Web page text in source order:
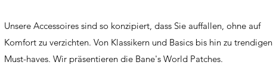
Unsere Accessoires sind so konzipiert, dass Sie auffallen, ohne auf
Komfort zu verzichten. Von Klassikern und Basics bis hin zu trendigen
Must-haves. Wir präsentieren die Bane's World Patches.